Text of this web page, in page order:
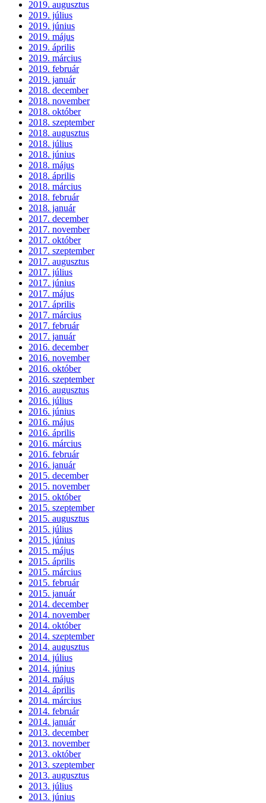
2019. augusztus
2019. július
2019. június
2019. május
2019. április
2019. március
2019. február
2019. január
2018. december
2018. november
2018. október
2018. szeptember
2018. augusztus
2018. július
2018. június
2018. május
2018. április
2018. március
2018. február
2018. január
2017. december
2017. november
2017. október
2017. szeptember
2017. augusztus
2017. július
2017. június
2017. május
2017. április
2017. március
2017. február
2017. január
2016. december
2016. november
2016. október
2016. szeptember
2016. augusztus
2016. július
2016. június
2016. május
2016. április
2016. március
2016. február
2016. január
2015. december
2015. november
2015. október
2015. szeptember
2015. augusztus
2015. július
2015. június
2015. május
2015. április
2015. március
2015. február
2015. január
2014. december
2014. november
2014. október
2014. szeptember
2014. augusztus
2014. július
2014. június
2014. május
2014. április
2014. március
2014. február
2014. január
2013. december
2013. november
2013. október
2013. szeptember
2013. augusztus
2013. július
2013. június